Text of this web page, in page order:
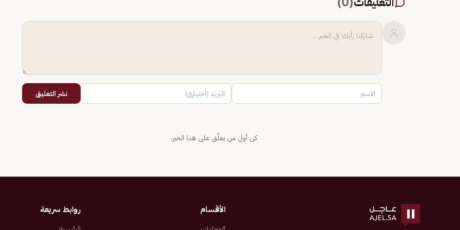
نشر التعليق
كن أول من يعلّق على هذا الخبر.
الأقسام روابط سريعة